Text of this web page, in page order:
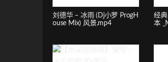
刘德华 – 冰雨 (Dj小罗 ProgH
ouse Mix) 风景.mp4
经
本